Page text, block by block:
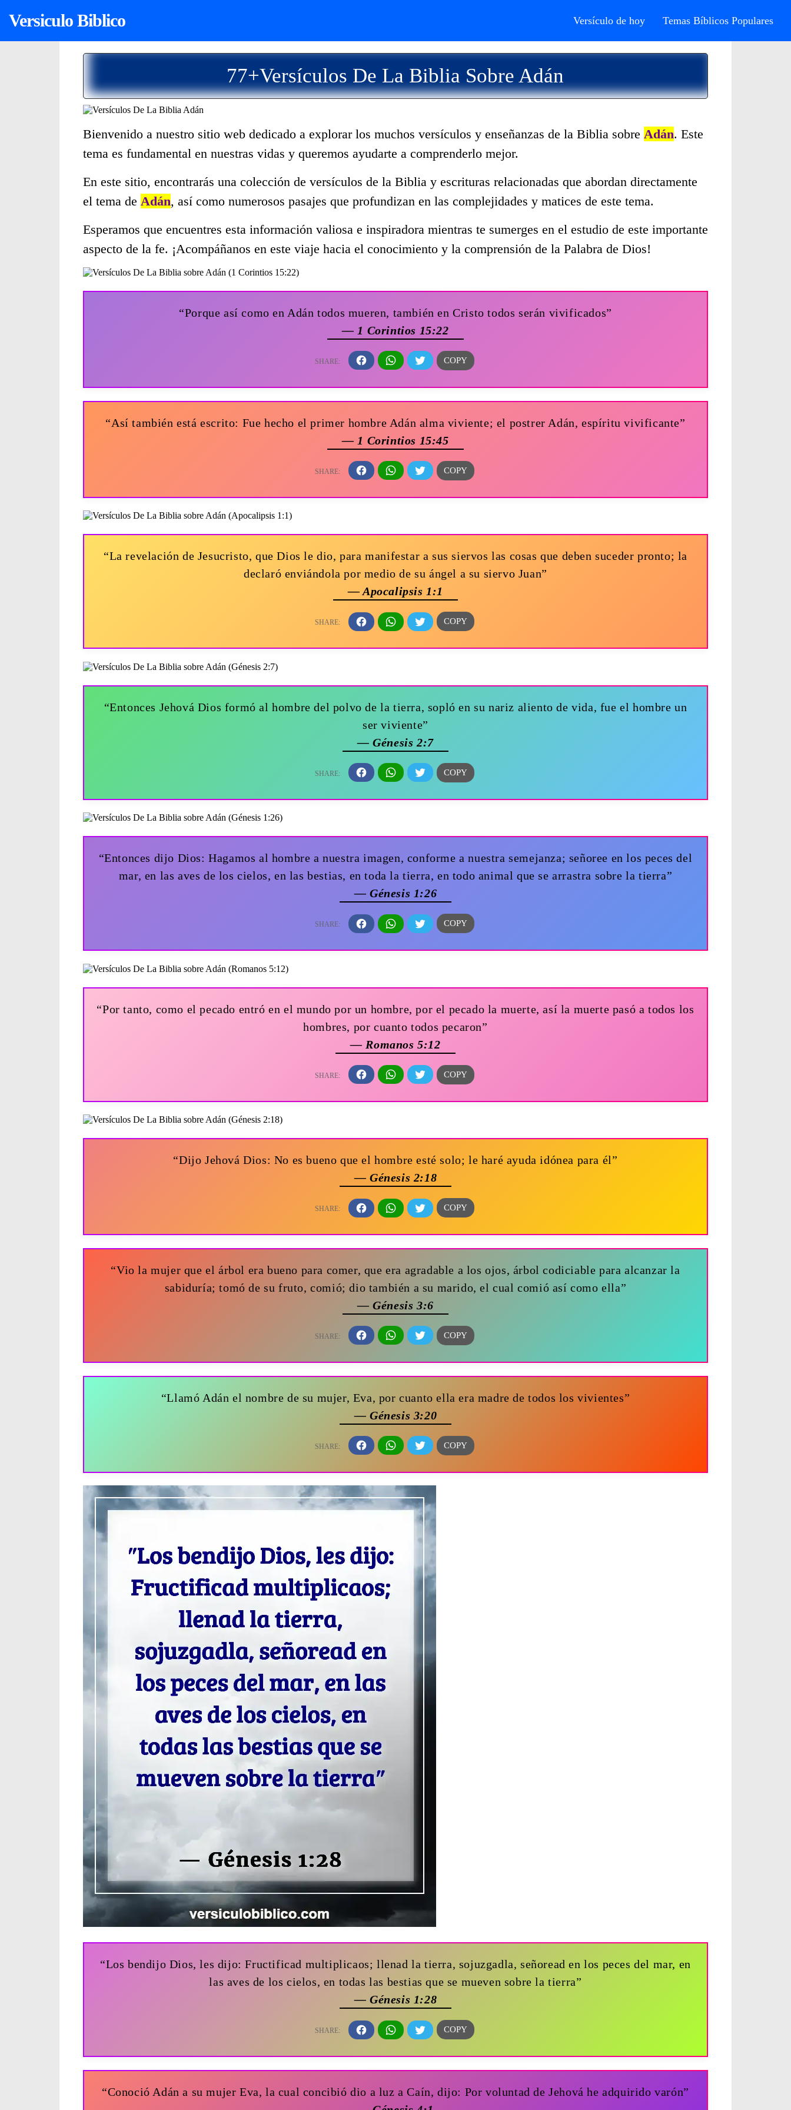
Versiculo Biblico Versículo de hoy Temas Bíblicos Populares
77+Versículos De La Biblia Sobre Adán
Bienvenido a nuestro sitio web dedicado a explorar los muchos versículos y enseñanzas de la Biblia sobre Adán. Este
tema es fundamental en nuestras vidas y queremos ayudarte a comprenderlo mejor.
En este sitio, encontrarás una colección de versículos de la Biblia y escrituras relacionadas que abordan directamente
el tema de Adán, así como numerosos pasajes que profundizan en las complejidades y matices de este tema.
Esperamos que encuentres esta información valiosa e inspiradora mientras te sumerges en el estudio de este importante
aspecto de la fe. ¡Acompáñanos en este viaje hacia el conocimiento y la comprensión de la Palabra de Dios!
“Porque así como en Adán todos mueren, también en Cristo todos serán vivificados”
— 1 Corintios 15:22
“Así también está escrito: Fue hecho el primer hombre Adán alma viviente; el postrer Adán, espíritu vivificante”
— 1 Corintios 15:45
“La revelación de Jesucristo, que Dios le dio, para manifestar a sus siervos las cosas que deben suceder pronto; la
declaró enviándola por medio de su ángel a su siervo Juan”
— Apocalipsis 1:1
“Entonces Jehová Dios formó al hombre del polvo de la tierra, sopló en su nariz aliento de vida, fue el hombre un
ser viviente”
— Génesis 2:7
“Entonces dijo Dios: Hagamos al hombre a nuestra imagen, conforme a nuestra semejanza; señoree en los peces del
mar, en las aves de los cielos, en las bestias, en toda la tierra, en todo animal que se arrastra sobre la tierra”
— Génesis 1:26
“Por tanto, como el pecado entró en el mundo por un hombre, por el pecado la muerte, así la muerte pasó a todos los
hombres, por cuanto todos pecaron”
— Romanos 5:12
“Dijo Jehová Dios: No es bueno que el hombre esté solo; le haré ayuda idónea para él”
— Génesis 2:18
“Vio la mujer que el árbol era bueno para comer, que era agradable a los ojos, árbol codiciable para alcanzar la
sabiduría; tomó de su fruto, comió; dio también a su marido, el cual comió así como ella”
— Génesis 3:6
“Llamó Adán el nombre de su mujer, Eva, por cuanto ella era madre de todos los vivientes”
— Génesis 3:20
“Los bendijo Dios, les dijo: Fructificad multiplicaos; llenad la tierra, sojuzgadla, señoread en los peces del mar, en
las aves de los cielos, en todas las bestias que se mueven sobre la tierra”
— Génesis 1:28
“Conoció Adán a su mujer Eva, la cual concibió dio a luz a Caín, dijo: Por voluntad de Jehová he adquirido varón”